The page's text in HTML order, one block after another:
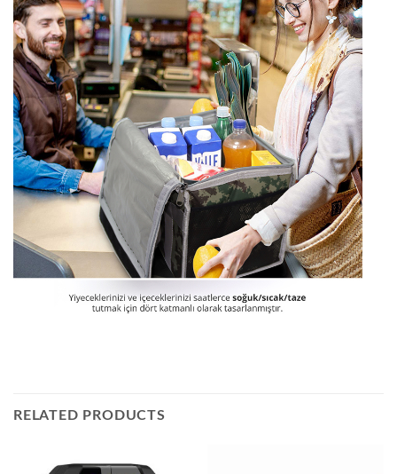
RELATED PRODUCTS